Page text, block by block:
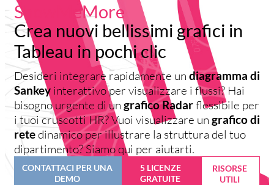
ShowMeMore
Crea nuovi bellissimi grafici in ​​
Tableau in pochi clic
Desideri integrare rapidamente un diagramma di
Sankey interattivo per visualizzare i flussi? Hai
bisogno urgente di un grafico Radarflessibile per
i tuoi cruscotti HR? Vuoi visualizzare un grafico di
retedinamico per illustrare la struttura del tuo
dipartimento? Siamo qui per aiutarti.
CONTATTACI PER UNA
DEMO
5 LICENZE
GRATUITE
RISORSE
UTILI